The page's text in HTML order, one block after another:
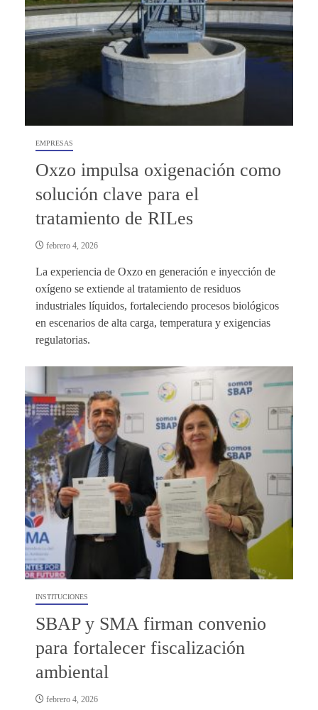
EMPRESAS
Oxzo impulsa oxigenación como
solución clave para el
tratamiento de RILes
febrero 4, 2026
La experiencia de Oxzo en generación e inyección de
oxígeno se extiende al tratamiento de residuos
industriales líquidos, fortaleciendo procesos biológicos
en escenarios de alta carga, temperatura y exigencias
regulatorias.
INSTITUCIONES
SBAP y SMA firman convenio
para fortalecer fiscalización
ambiental
febrero 4, 2026